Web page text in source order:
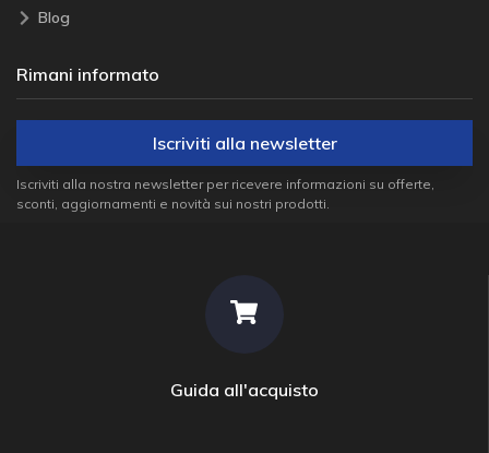
Blog
Rimani informato
Iscriviti alla newsletter
Iscriviti alla nostra newsletter per ricevere informazioni su offerte,
sconti, aggiornamenti e novità sui nostri prodotti.
Guida all'acquisto